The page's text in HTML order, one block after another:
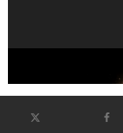
向けた SAFE ガイ